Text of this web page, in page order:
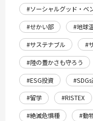
#ソーシャルグッド・ベ
#せかい部
#地球
#サステナブル
#
#陸の豊かさも守ろう
#ESG投資
#留学
#RISTEX
#絶滅危惧種
#動